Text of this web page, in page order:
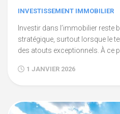
INVESTISSEMENT IMMOBILIER
Investir dans l’immobilier reste
stratégique, surtout lorsque le
des atouts exceptionnels. À ce
1 JANVIER 2026